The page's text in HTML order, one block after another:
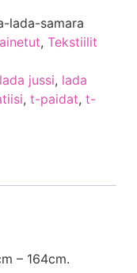
lada-samara
, Tekstiilit
lada jussi, lada
, t-paidat, t-
– 164cm.